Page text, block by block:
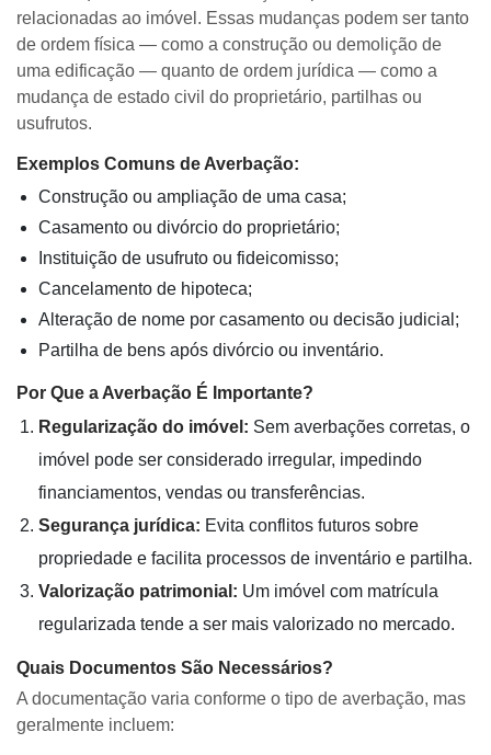
relacionadas ao imóvel. Essas mudanças podem ser tanto
de ordem física — como a construção ou demolição de
uma edificação — quanto de ordem jurídica — como a
mudança de estado civil do proprietário, partilhas ou
usufrutos.
Exemplos Comuns de Averbação:
Construção ou ampliação de uma casa;
Casamento ou divórcio do proprietário;
Instituição de usufruto ou fideicomisso;
Cancelamento de hipoteca;
Alteração de nome por casamento ou decisão judicial;
Partilha de bens após divórcio ou inventário.
Por Que a Averbação É Importante?
Regularização do imóvel: Sem averbações corretas, o
imóvel pode ser considerado irregular, impedindo
financiamentos, vendas ou transferências.
Segurança jurídica: Evita conflitos futuros sobre
propriedade e facilita processos de inventário e partilha.
Valorização patrimonial: Um imóvel com matrícula
regularizada tende a ser mais valorizado no mercado.
Quais Documentos São Necessários?
A documentação varia conforme o tipo de averbação, mas
geralmente incluem: